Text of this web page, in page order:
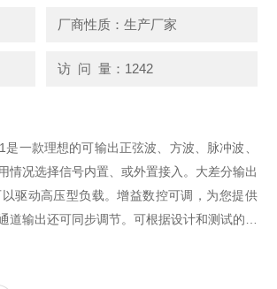
厂商性质：生产厂家
访 问 量：1242
一款理想的可输出正弦波、方波、脉冲波、
情况选择信号内置、或外置接入。大差分输出
驱动高压型负载。增益数控可调，为您提供
道输出还可同步调节。可根据设计和测试的需